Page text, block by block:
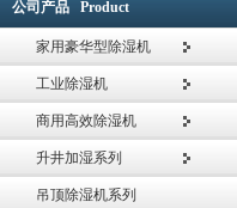
塑料、木业纸业与行业车间、仓库
空气除湿行业专家，工业除湿机的
机、抽湿机、去湿机、除湿器、管
效换热器、大风量低噪音外转子风
苏州升井经过多年的持续快速发展
验，企业通过ISO9001国际质量体
的品牌优势，积累了丰富宝贵的行
苏州升井除湿器适用范围:本产品为
公司产品 Product
家用豪华型除湿机
工业除湿机
商用高效除湿机
升井加湿系列
吊顶除湿机系列